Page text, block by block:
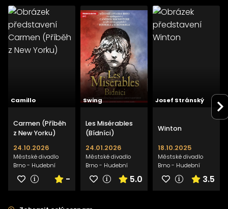
Camillo
Carmen (Příběh
z New Yorku)
24.10.2026
Městské divadlo
Brno - Hudební
scéna
-
Swing
Les Misérables
(Bídníci)
24.01.2026
Městské divadlo
Brno - Hudební
scéna
5.0
Josef Stránský
Winton
18.10.2025
Městské divadlo
Brno - Hudební
scéna
3.5